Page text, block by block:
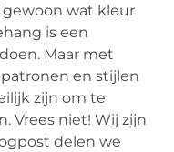
wat kleur
is een
Maar met
en stijlen
zijn om te
Vrees niet! Wij zijn
delen we